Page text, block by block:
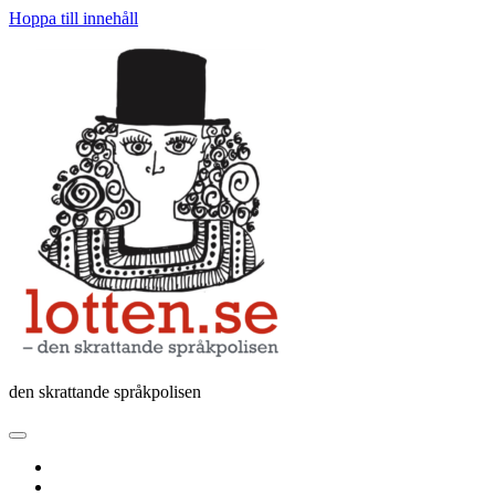
Hoppa till innehåll
den skrattande språkpolisen
öppna
meny